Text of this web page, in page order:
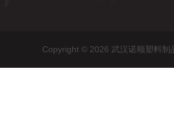
Copyright © 2026 武汉诺顺塑料